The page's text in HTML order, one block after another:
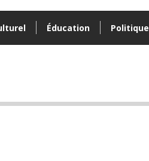
Éducation Politique